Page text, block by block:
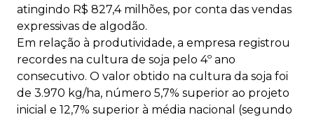
atingindo R$ 827,4 milhões, por conta das vendas
expressivas de algodão.
Em relação à produtividade, a empresa registrou
recordes na cultura de soja pelo 4º ano
consecutivo. O valor obtido na cultura da soja foi
de 3.970 kg/ha, número 5,7% superior ao projeto
inicial e 12,7% superior à média nacional (segundo